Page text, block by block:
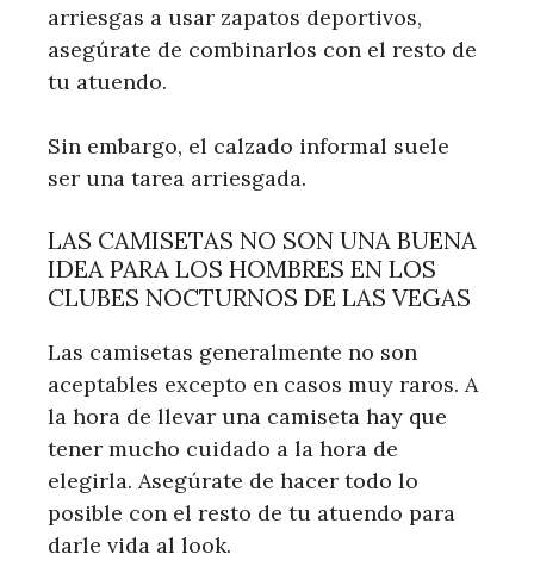
arriesgas a usar zapatos deportivos,
asegúrate de combinarlos con el resto de
tu atuendo.
Sin embargo, el calzado informal suele
ser una tarea arriesgada.
LAS CAMISETAS NO SON UNA BUENA
IDEA PARA LOS HOMBRES EN LOS
CLUBES NOCTURNOS DE LAS VEGAS
Las camisetas generalmente no son
aceptables excepto en casos muy raros. A
la hora de llevar una camiseta hay que
tener mucho cuidado a la hora de
elegirla. Asegúrate de hacer todo lo
posible con el resto de tu atuendo para
darle vida al look.